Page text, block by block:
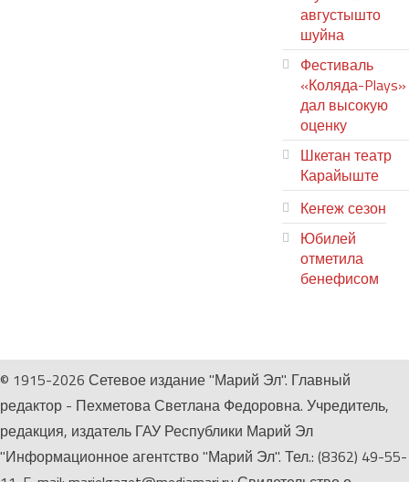
августышто
шуйна
Фестиваль
«Коляда-Plays»
дал высокую
оценку
Шкетан театр
Карайыште
Кеҥеж сезон
Юбилей
отметила
бенефисом
© 1915-2026 Сетевое издание "Марий Эл". Главный
редактор - Пехметова Светлана Федоровна. Учредитель,
редакция, издатель ГАУ Республики Марий Эл
"Информационное агентство "Марий Эл". Тел.: (8362) 49-55-